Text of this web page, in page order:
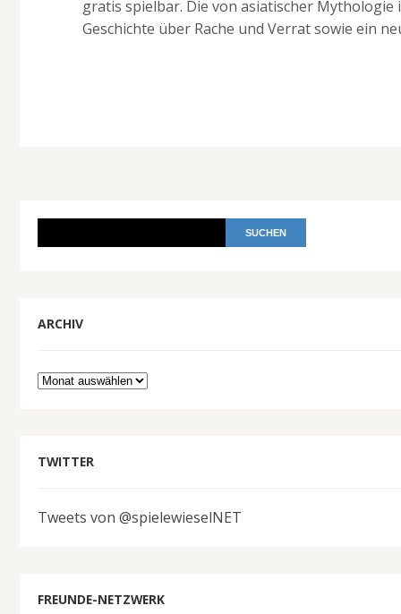
gratis spielbar. Die von asiatischer
Geschichte über Rache und Verrat sowie ein
ARCHIV
Archiv
TWITTER
Tweets von @spielewieselNET
FREUNDE-NETZWERK